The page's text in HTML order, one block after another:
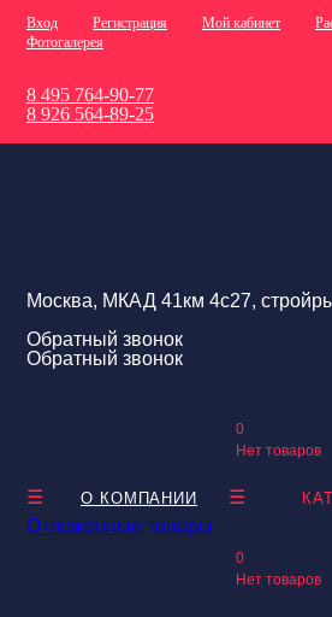
Вход Регистрация Мой кабинет
Фотогалерея
8 495 764-90-77
8 926 564-89-25
Москва, МКАД 41км 4с27,
Обратный звонок
Обратный звонок
0
Нет товаров
О КОМПАНИИ
Отложенные товары
0
Нет товаров